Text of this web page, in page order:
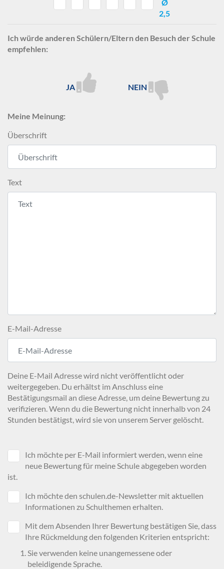
Ø
2,5
Ich würde anderen Schülern/Eltern den Besuch der Schule
empfehlen:
JA NEIN
Meine Meinung:
Überschrift
Text
E-Mail-Adresse
Deine E-Mail Adresse wird nicht veröffentlicht oder
weitergegeben. Du erhältst im Anschluss eine
Bestätigungsmail an diese Adresse, um deine Bewertung zu
verifizieren. Wenn du die Bewertung nicht innerhalb von 24
Stunden bestätigst, wird sie von unserem Server gelöscht.
Ich möchte per E-Mail informiert werden, wenn eine
neue Bewertung für meine Schule abgegeben worden
ist.
Ich möchte den schulen.de-Newsletter mit aktuellen
Informationen zu Schulthemen erhalten.
Mit dem Absenden Ihrer Bewertung bestätigen Sie, dass
Ihre Rückmeldung den folgenden Kriterien entspricht:
Sie verwenden keine unangemessene oder
beleidigende Sprache.